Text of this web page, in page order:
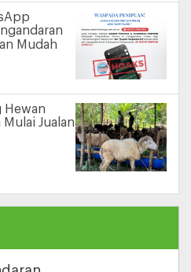
Mudah
Hewan
Jualan